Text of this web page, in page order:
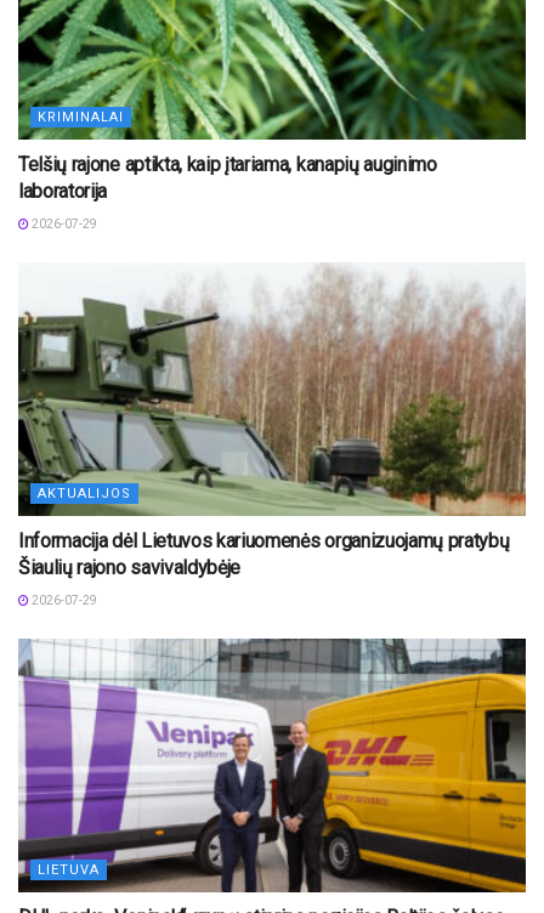
KRIMINALAI
Telšių rajone aptikta, kaip įtariama, kanapių auginimo
laboratorija
2026-07-29
AKTUALIJOS
Informacija dėl Lietuvos kariuomenės organizuojamų pratybų
Šiaulių rajono savivaldybėje
2026-07-29
LIETUVA